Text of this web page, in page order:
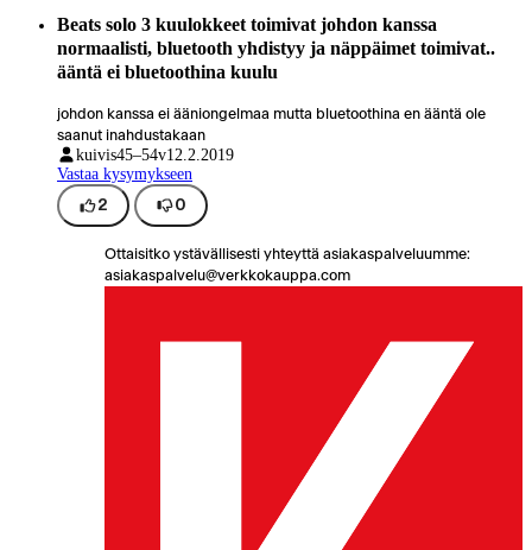
Beats solo 3 kuulokkeet toimivat johdon kanssa
normaalisti, bluetooth yhdistyy ja näppäimet toimivat..
ääntä ei bluetoothina kuulu
johdon kanssa ei ääniongelmaa mutta bluetoothina en ääntä ole
saanut inahdustakaan
kuivis45–54v12.2.2019
Vastaa kysymykseen
2 0
Ottaisitko ystävällisesti yhteyttä asiakaspalveluumme:
asiakaspalvelu@verkkokauppa.com